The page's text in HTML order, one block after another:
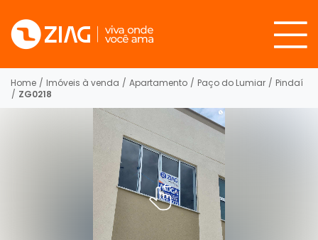
Home / Imóveis à venda / Apartamento / Paço do Lumiar / Pindaí
/ ZG0218